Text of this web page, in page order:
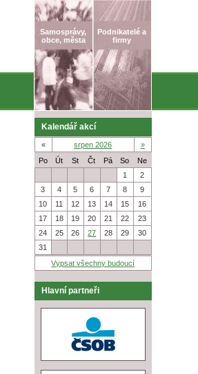
Samosprávy,
obce, města
Podnikatelé a
firmy
Kalendář akcí
« srpen 2026
»
Po
Út St Čt Pá So
Ne
1
2
3
4 5 6 7 8
9
10
11 12 13 14 15
16
17
18 19 20 21 22
23
24
25 26 27 28 29
30
31
Vypsat všechny budoucí
Hlavní partneři